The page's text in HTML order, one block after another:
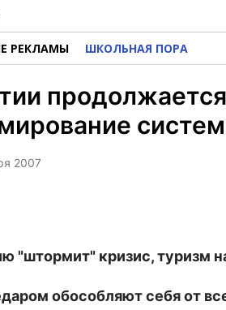
РЕКЛАМЫ ШКОЛЬНАЯ ПОРА
продолжается
2007
"штормит" кризис, туризм
обособляют себя от